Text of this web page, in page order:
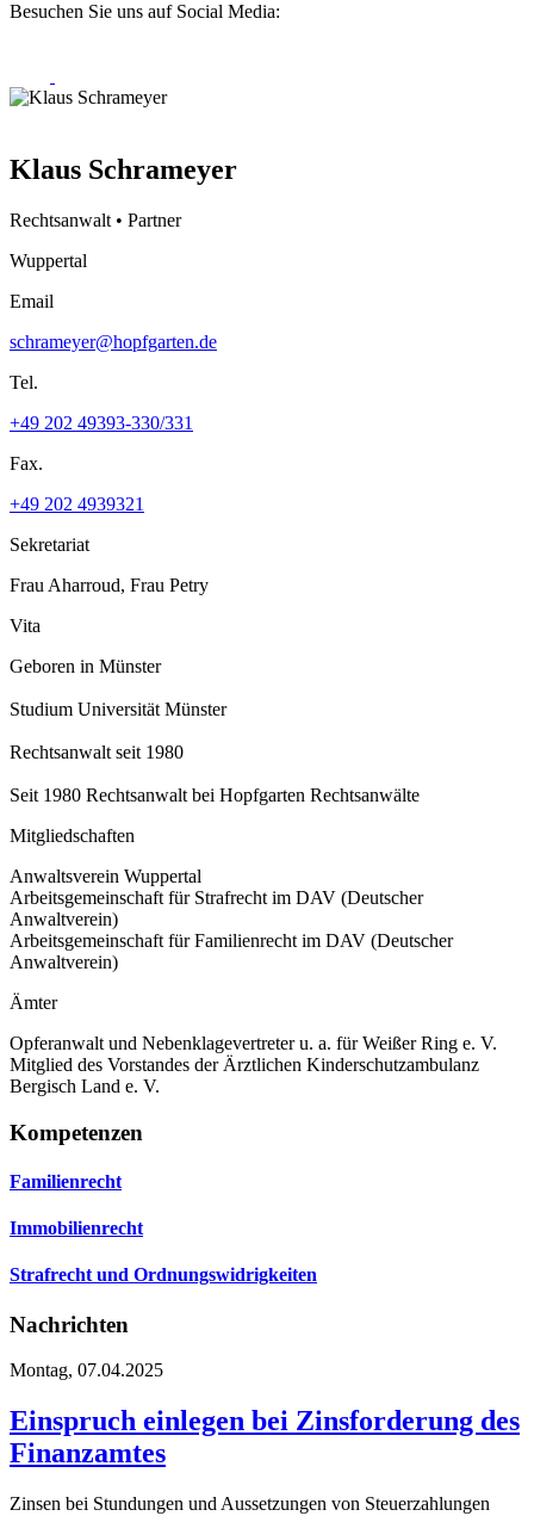
Besuchen Sie uns auf Social Media:
Klaus Schrameyer
Rechtsanwalt • Partner
Wuppertal
Email
schrameyer@hopfgarten.de
Tel.
+49 202 49393-330/331
Fax.
+49 202 4939321
Sekretariat
Frau Aharroud, Frau Petry
Vita
Geboren in Münster
Studium Universität Münster
Rechtsanwalt seit 1980
Seit 1980 Rechtsanwalt bei Hopfgarten Rechtsanwälte
Mitgliedschaften
Anwaltsverein Wuppertal
Arbeitsgemeinschaft für Strafrecht im DAV (Deutscher
Anwaltverein)
Arbeitsgemeinschaft für Familienrecht im DAV (Deutscher
Anwaltverein)
Ämter
Opferanwalt und Nebenklagevertreter u. a. für Weißer Ring e. V.
Mitglied des Vorstandes der Ärztlichen Kinderschutzambulanz
Bergisch Land e. V.
Kompetenzen
Familienrecht
Immobilienrecht
Strafrecht und Ordnungswidrig­keiten
Nachrichten
Montag, 07.04.2025
Einspruch einlegen bei Zinsforderung des
Finanzamtes
Zinsen bei Stundungen und Aussetzungen von Steuerzahlungen